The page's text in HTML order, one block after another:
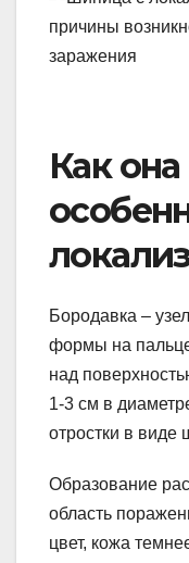
Как
Бородавка –
формы на
над
1-3 см в
отростки в виде
Образование
область
цвет, кожа